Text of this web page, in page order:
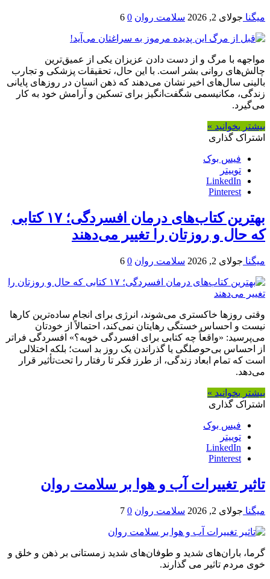
میگنا جولای 2, 2026 سلامت روان 0
6
مواجهه با مرگ و از دست دادن عزیزان یکی از عمیق‌ترین
چالش‌های روانی بشر است. با این حال، تحقیقات پزشکی و تجارب
بالینی سال‌های اخیر نشان می‌دهند که ذهن انسان در روزهای پایانی
زندگی، مکانیسمی شگفت‌انگیز برای تسکین و آرامش خود به کار
می‌گیرد.
بیشتر بخوانید »
اشتراک گذاری
فیس بوک
توییتر
LinkedIn
Pinterest
بهترین کتاب‌های درمان افسردگی؛ ۱۷ کتابی
که حال و روزتان را تغییر می‌دهند
میگنا جولای 2, 2026 سلامت روان 0
6
وقتی روزها خاکستری می‌شوند، انرژی برای انجام ساده‌ترین کارها
نیست و احساس خستگی رهایتان نمی‌کند، احتمالاً از خودتان
می‌پرسید: «واقعاً چه کتابی برای افسردگی خوبه؟» افسردگی فراتر
از احساس بی‌حوصلگی یا گذراندن یک روز بد است؛ بلکه اختلالی
است که تمام ابعاد زندگی، از طرز فکر تا رفتار را تحت‌تأثیر قرار
می‌دهد.
بیشتر بخوانید »
اشتراک گذاری
فیس بوک
توییتر
LinkedIn
Pinterest
تاثیر تغییرات آب و هوا بر سلامت روان
میگنا جولای 2, 2026 سلامت روان 0
7
گرما، باران‌های شدید و طوفان‌های شدید زمستانی بر ذهن و خلق و
خوی مردم تاثیر می گذارند.